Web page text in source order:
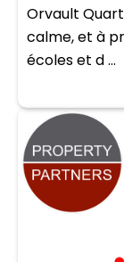
Orvault
calme, et à
écoles et d ...